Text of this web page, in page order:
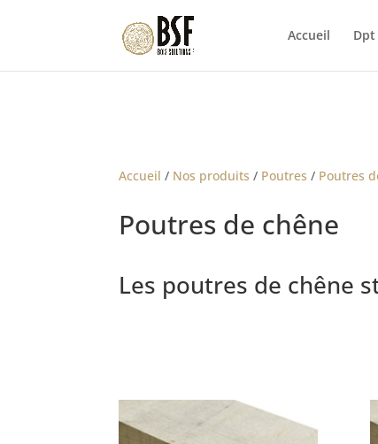
Accueil
Accueil / Nos produits / Poutres / Poutres
Poutres de chêne
Les poutres de chêne